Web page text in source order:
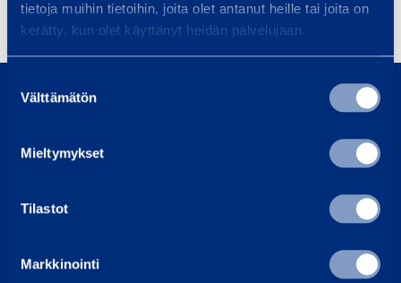
tietoja muihin tietoihin, joita olet antanut heille tai joita on
kerätty, kun olet käyttänyt heidän palvelujaan.
valinta
Välttämätön
Mieltymykset
Tilastot
Markkinointi
ei vuokrausta ulkopuolisille.
Soita meille, olemme täällä auttaaksemme sinua
Etsi lähin vuokraamo